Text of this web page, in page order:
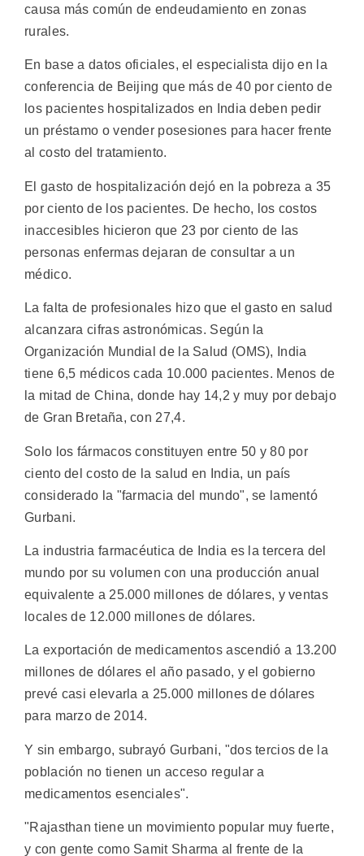
causa más común de endeudamiento en zonas
rurales.
En base a datos oficiales, el especialista dijo en la
conferencia de Beijing que más de 40 por ciento de
los pacientes hospitalizados en India deben pedir
un préstamo o vender posesiones para hacer frente
al costo del tratamiento.
El gasto de hospitalización dejó en la pobreza a 35
por ciento de los pacientes. De hecho, los costos
inaccesibles hicieron que 23 por ciento de las
personas enfermas dejaran de consultar a un
médico.
La falta de profesionales hizo que el gasto en salud
alcanzara cifras astronómicas. Según la
Organización Mundial de la Salud (OMS), India
tiene 6,5 médicos cada 10.000 pacientes. Menos de
la mitad de China, donde hay 14,2 y muy por debajo
de Gran Bretaña, con 27,4.
Solo los fármacos constituyen entre 50 y 80 por
ciento del costo de la salud en India, un país
considerado la "farmacia del mundo", se lamentó
Gurbani.
La industria farmacéutica de India es la tercera del
mundo por su volumen con una producción anual
equivalente a 25.000 millones de dólares, y ventas
locales de 12.000 millones de dólares.
La exportación de medicamentos ascendió a 13.200
millones de dólares el año pasado, y el gobierno
prevé casi elevarla a 25.000 millones de dólares
para marzo de 2014.
Y sin embargo, subrayó Gurbani, "dos tercios de la
población no tienen un acceso regular a
medicamentos esenciales".
"Rajasthan tiene un movimiento popular muy fuerte,
y con gente como Samit Sharma al frente de la